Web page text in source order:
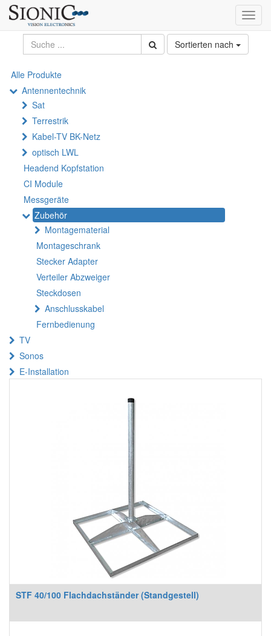
Sortierten nach
Alle Produkte
Antennentechnik
Sat
Terrestrik
Kabel-TV BK-Netz
optisch LWL
Headend Kopfstation
CI Module
Messgeräte
Zubehör
Montagematerial
Montageschrank
Stecker Adapter
Verteiler Abzweiger
Steckdosen
Anschlusskabel
Fernbedienung
TV
Sonos
E-Installation
STF 40/100 Flachdachständer (Standgestell)